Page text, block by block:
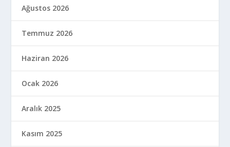
Ağustos 2026
Temmuz 2026
Haziran 2026
Ocak 2026
Aralık 2025
Kasım 2025